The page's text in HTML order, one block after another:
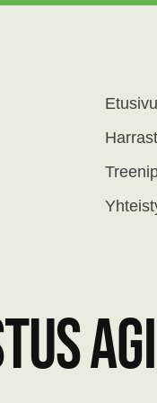
Etusivu